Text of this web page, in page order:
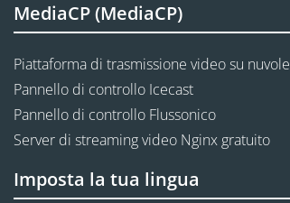
MediaCP (MediaCP)
Piattaforma di trasmissione video su nuvole
Pannello di controllo Icecast
Pannello di controllo Flussonico
Server di streaming video Nginx gratuito
Imposta la tua lingua